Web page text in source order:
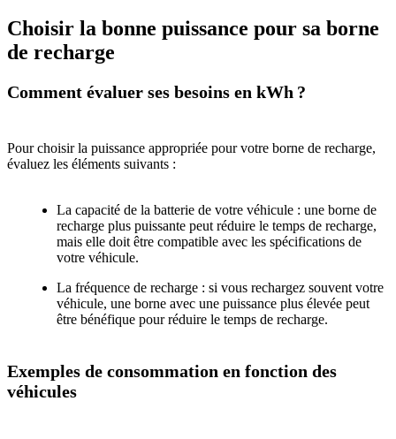
Choisir la bonne puissance pour sa borne
de recharge
Comment évaluer ses besoins en kWh ?
Pour choisir la puissance appropriée pour votre borne de recharge,
évaluez les éléments suivants :
La capacité de la batterie de votre véhicule : une borne de
recharge plus puissante peut réduire le temps de recharge,
mais elle doit être compatible avec les spécifications de
votre véhicule.
La fréquence de recharge : si vous rechargez souvent votre
véhicule, une borne avec une puissance plus élevée peut
être bénéfique pour réduire le temps de recharge.
Exemples de consommation en fonction des
véhicules